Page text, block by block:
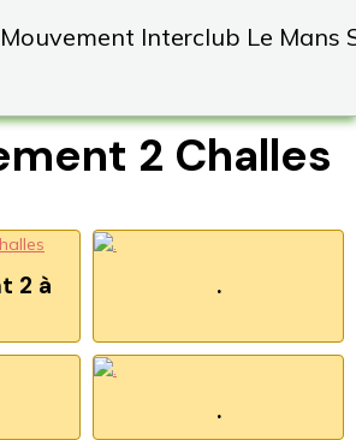
2 Challes
2 à
.
.